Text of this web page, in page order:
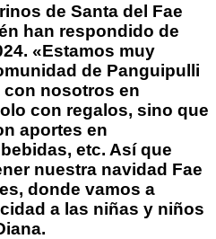
de Santa del Fae
han respondido de
«Estamos muy
de Panguipulli
nosotros en
con regalos, sino que
aportes en
etc. Así que
nuestra navidad Fae
donde vamos a
a las niñas y niños